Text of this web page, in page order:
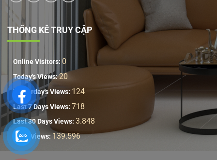
THỐNG KÊ TRUY CẬP
Online Visitors: 0
Today's Views:20
Yesterday's Views: 124
Last 7 Days Views: 718
Last 30 Days Views: 3.848
Total Views:139.596